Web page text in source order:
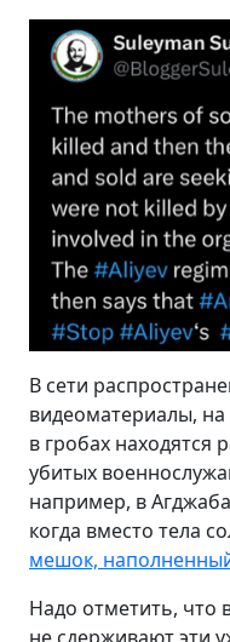
В сети
видеоматериалы,
в гробах находятся
убитых
например, в
когда вместо тела
мешок,
Надо отметить, что